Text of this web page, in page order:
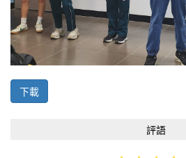
下載
評語